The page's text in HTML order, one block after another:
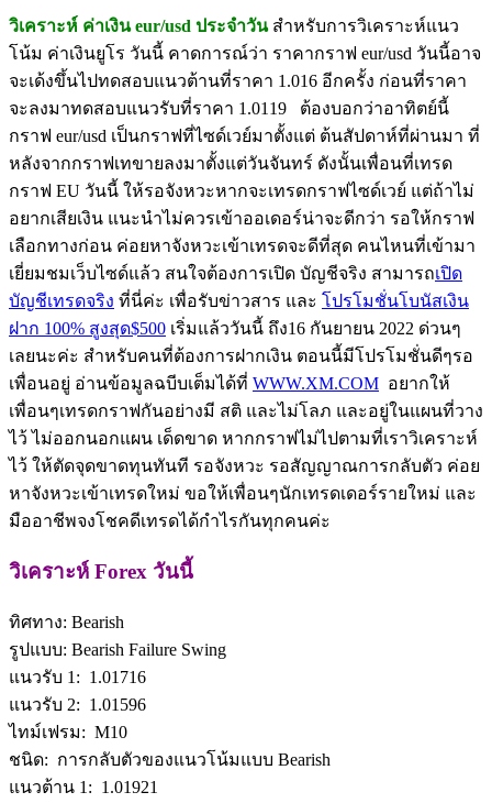
วิเคราะห์ ค่าเงิน eur/usd ประจำวันสำหรับการวิเคราะห์แนว
โน้ม ค่าเงินยูโร วันนี้ คาดการณ์ว่า ราคากราฟ eur/usd วันนี้อาจ
จะเด้งขึ้นไปทดสอบแนวต้านที่ราคา 1.016 อีกครั้ง ก่อนที่ราคา
จะลงมาทดสอบแนวรับที่ราคา 1.0119 ต้องบอกว่าอาทิตย์นี้
กราฟ eur/usd เป็นกราฟที่ไซด์เวย์มาตั้งแต่ ต้นสัปดาห์ที่ผ่านมา ที่
หลังจากกราฟเทขายลงมาตั้งแต่วันจันทร์ ดังนั้นเพื่อนที่เทรด
กราฟ EU วันนี้ ให้รอจังหวะหากจะเทรดกราฟไซด์เวย์ แต่ถ้าไม่
อยากเสียเงิน แนะนำไม่ควรเข้าออเดอร์น่าจะดีกว่า รอให้กราฟ
เลือกทางก่อน ค่อยหาจังหวะเข้าเทรดจะดีที่สุด คนไหนที่เข้ามา
เยี่ยมชมเว็บไซด์แล้ว สนใจต้องการเปิด บัญชีจริง สามารถเปิด
บัญชีเทรดจริง ที่นี่ค่ะ เพื่อรับข่าวสาร และ โปรโมชั่นโบนัสเงิน
ฝาก 100% สูงสุด$500 เริ่มแล้ววันนี้ ถึง16 กันยายน 2022 ด่วนๆ
เลยนะค่ะ สำหรับคนที่ต้องการฝากเงิน ตอนนี้มีโปรโมชั่นดีๆรอ
เพื่อนอยู่ อ่านข้อมูลฉบีบเต็มได้ที่ WWW.XM.COM อยากให้
เพื่อนๆเทรดกราฟกันอย่างมี สติ และไม่โลภ และอยู่ในแผนที่วาง
ไว้ ไม่ออกนอกแผน เด็ดขาด หากกราฟไม่ไปตามที่เราวิเคราะห์
ไว้ ให้ตัดจุดขาดทุนทันที รอจังหวะ รอสัญญาณการกลับตัว ค่อย
หาจังหวะเข้าเทรดใหม่ ขอให้เพื่อนๆนักเทรดเดอร์รายใหม่ และ
มืออาชีพจงโชคดีเทรดได้กำไรกันทุกคนค่ะ
วิเคราะห์ Forex วันนี้
ทิศทาง: Bearish
รูปแบบ: Bearish Failure Swing
แนวรับ 1: 1.01716
แนวรับ 2: 1.01596
ไทม์เฟรม: M10
ชนิด: การกลับตัวของแนวโน้มแบบ Bearish
แนวต้าน 1: 1.01921